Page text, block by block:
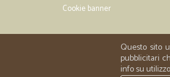
Cookie banner
Questo sito
pubblicitari
info su